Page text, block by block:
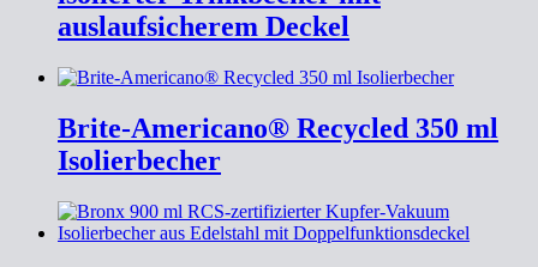
auslaufsicherem Deckel
Brite-Americano® Recycled 350 ml
Isolierbecher